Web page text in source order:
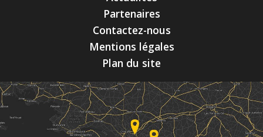
Partenaires
Contactez-nous
Mentions légales
Plan du site